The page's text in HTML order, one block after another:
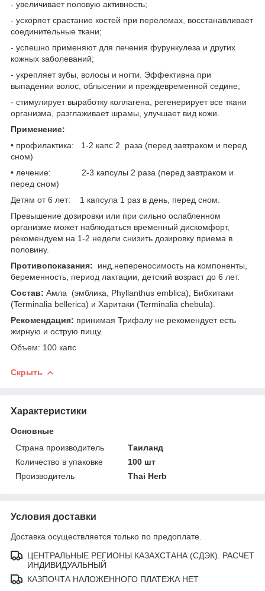
- увеличивает половую активность;
- ускоряет срастание костей при переломах, восстанавливает
соединительные ткани;
- успешно применяют для лечения фурункулеза и других
кожных заболеваний;
- укрепляет зубы, волосы и ногти. Эффективна при
выпадении волос, облысении и преждевременной седине;
- стимулирует выработку коллагена, регенерирует все ткани
организма, разглаживает шрамы, улучшает вид кожи.
Применение:
• профилактика: 1-2 капс 2 раза (перед завтраком и перед
сном)
• лечение: 2-3 капсулы 2 раза (перед завтраком и
перед сном)
Детям от 6 лет: 1 капсула 1 раз в день, перед сном.
Превышение дозировки или при сильно ослабленном
организме может наблюдаться временный дискомфорт,
рекомендуем на 1-2 недели снизить дозировку приема в
половину.
Противопоказания: инд.непереносимость на компоненты,
беременность, период лактации, детский возраст до 6 лет.
Состав: Амла (эмблика, Phyllanthus emblica), Бибхитаки
(Terminalia bellerica) и Харитаки (Terminalia chebula).
Рекомендация: принимая Трифалу не рекомендует есть
жирную и острую пищу.
Объем: 100 капс
Скрыть
Характеристики
Основные
Страна производитель
Таиланд
Количество в упаковке
100 шт
Производитель
Thai Herb
Условия доставки
Доставка осуществляется только по предоплате.
ЦЕНТРАЛЬНЫЕ РЕГИОНЫ КАЗАХСТАНА (СДЭК). РАСЧЕТ
ИНДИВИДУАЛЬНЫЙ
КАЗПОЧТА НАЛОЖЕННОГО ПЛАТЕЖА НЕТ